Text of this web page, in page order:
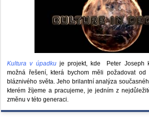
Kultura v úpadkuje projekt, kde Peter Joseph
možná řešení, která bychom měli požadovat od
bláznivého světa. Jeho brilantní analýza
kterém žíjeme a pracujeme, je jedním z
změnu v této generaci.